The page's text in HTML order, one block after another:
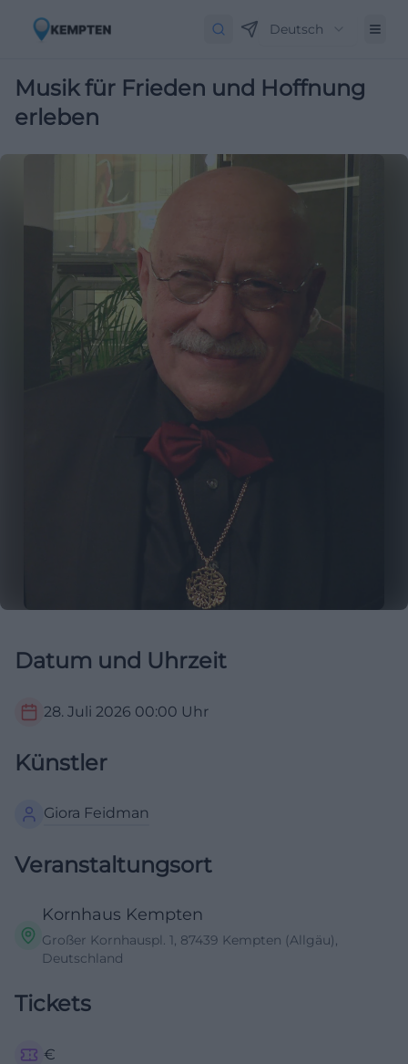
Deutsch
Musik für Frieden und Hoffnung
erleben
Datum und Uhrzeit
28. Juli 2026 00:00 Uhr
Künstler
Giora Feidman
Veranstaltungsort
Kornhaus Kempten
Großer Kornhauspl. 1, 87439 Kempten (Allgäu),
Deutschland
Tickets
€